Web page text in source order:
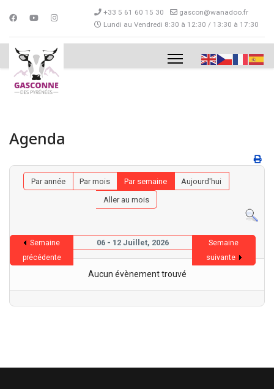
+33 5 61 60 15 30
gascon@wanadoo.fr
Lundi au Vendredi 8:30 à 12:30 / 13:30 à 17:30
Agenda
Par année Par mois Par semaine
Aujourd'hui
Aller au mois
Semaine
précédente
06 - 12 Juillet, 2026
Semaine
suivante
Aucun évènement trouvé